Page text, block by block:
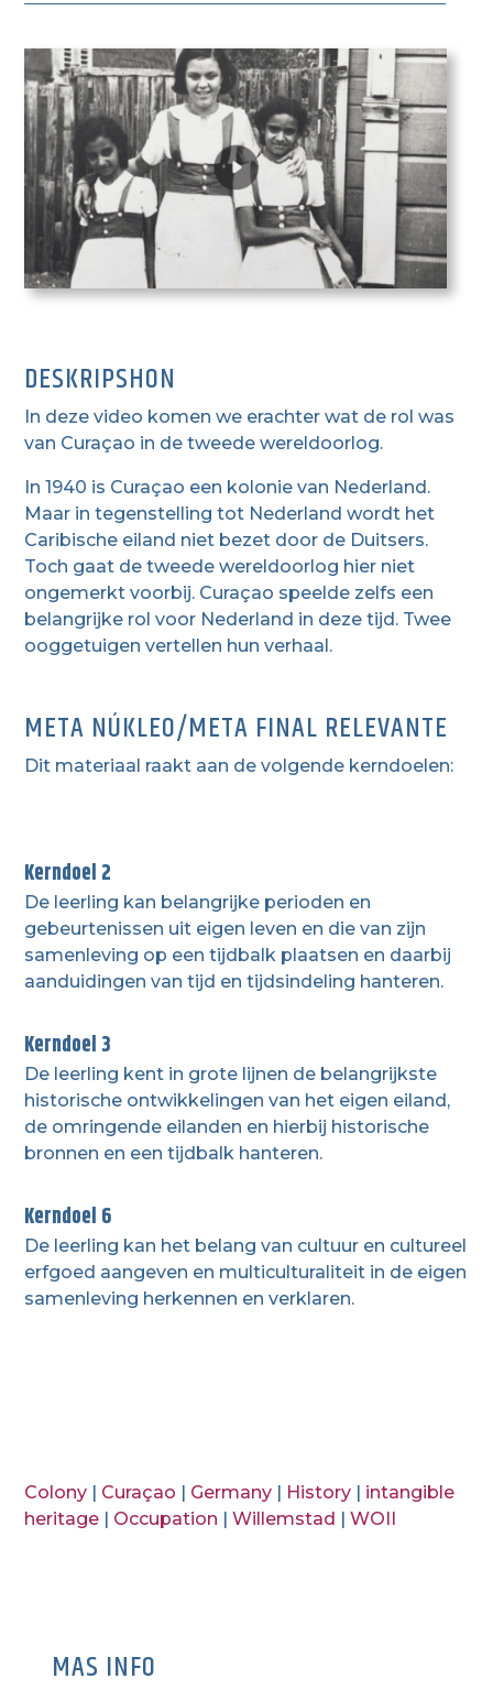
DESKRIPSHON
In deze video komen we erachter wat de rol was
van Curaçao in de tweede wereldoorlog.
In 1940 is Curaçao een kolonie van Nederland.
Maar in tegenstelling tot Nederland wordt het
Caribische eiland niet bezet door de Duitsers.
Toch gaat de tweede wereldoorlog hier niet
ongemerkt voorbij. Curaçao speelde zelfs een
belangrijke rol voor Nederland in deze tijd. Twee
ooggetuigen vertellen hun verhaal.
META NÚKLEO/META FINAL RELEVANTE
Dit materiaal raakt aan de volgende kerndoelen:
Kerndoel 2
De leerling kan belangrijke perioden en
gebeurtenissen uit eigen leven en die van zijn
samenleving op een tijdbalk plaatsen en daarbij
aanduidingen van tijd en tijdsindeling hanteren.
Kerndoel 3
De leerling kent in grote lijnen de belangrijkste
historische ontwikkelingen van het eigen eiland,
de omringende eilanden en hierbij historische
bronnen en een tijdbalk hanteren.
Kerndoel 6
De leerling kan het belang van cultuur en cultureel
erfgoed aangeven en multiculturaliteit in de eigen
samenleving herkennen en verklaren.
Colony | Curaçao | Germany | History | intangible
heritage | Occupation |Willemstad |WOII
MAS INFO